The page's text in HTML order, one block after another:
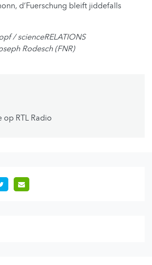
d‘Fuerschung bleift jiddefalls
/ scienceRELATIONS
Rodesch (FNR)
op RTL Radio